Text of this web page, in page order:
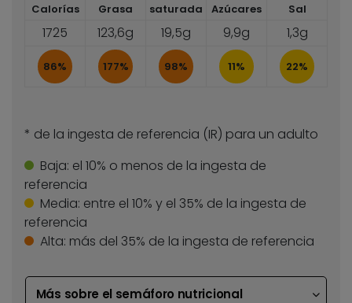
Calorías Grasa
saturada
Azúcares Sal
1725 123,6g 19,5g 9,9g 1,3g
86% 177% 98% 11% 22%
* de la ingesta de referencia (IR) para un adulto
Baja: el 10% o menos de la ingesta de
referencia
Media: entre el 10% y el 35% de la ingesta de
referencia
Alta: más del 35% de la ingesta de referencia
Más sobre el semáforo nutricional